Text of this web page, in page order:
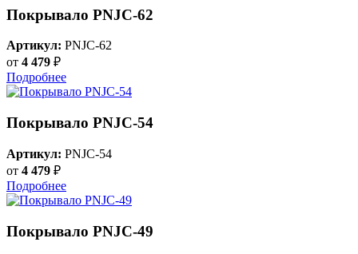
Покрывало PNJC-62
Артикул: PNJC-62
от 4 479 ₽
Подробнее
Покрывало PNJC-54
Артикул: PNJC-54
от 4 479 ₽
Подробнее
Покрывало PNJC-49